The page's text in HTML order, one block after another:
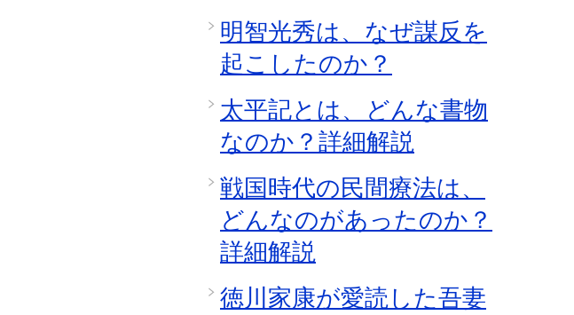
明智光秀は、なぜ謀反を
起こしたのか？
太平記とは、どんな書物
なのか？詳細解説
戦国時代の民間療法は、
どんなのがあったのか？
詳細解説
徳川家康が愛読した吾妻